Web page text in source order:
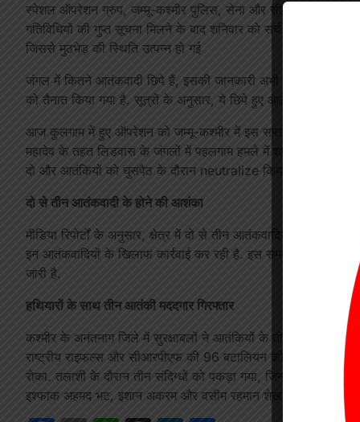
स्पेशल ऑपरेशन ग्रुप, जम्मू-कश्मीर पुलिस, सेना और सीआरपीएफ ने एक
गतिविधियों की गुप्त सूचना मिलने के बाद शनिवार को सर्च ऑपरेशन की
जिससे मुठभेड़ की स्थिति उत्पन्न हो गई
जंगल में कितने आतंकवादी छिपे हैं, इसकी जानकारी अभी तक उपलब्ध नहीं
को तैनात किया गया है. सूत्रों के अनुसार, ये छिपे हुए आतंकवादी
आज कुलगाम में हुए ऑपरेशन को जम्मू-कश्मीर में इस सप्ताह की तीसरी
महादेव के तहत लिडवास के जंगलों में पहलगाम हमले में शामिल तीन
दो और आतंकियों को घुसपैठ के दौरान neutralize किया गया.
दो से तीन आतंकवादी के होने की आशंका
मीडिया रिपोर्टों के अनुसार, क्षेत्र में दो से तीन आतंकवादियों की
इन आतंकवादियों के खिलाफ कार्रवाई कर रही है. इस समय यह स्पष्ट
जारी है.
हथियारों के साथ तीन आतंकी मददगार गिरफ्तार
कश्मीर के अनंतनाग जिले में सुरक्षाबलों ने आतंकियों के तीन सहयोगियों
राष्ट्रीय राइफल्स और सीआरपीएफ की 96 बटालियन की एक संयुक्त
रोका. तलाशी के दौरान तीन संदिग्धों को पकड़ा गया, जिनमें से एक
इश्फाक अहमद भट, इशान अकरम और वसीम रहमान शेख के रूप में हुई है.